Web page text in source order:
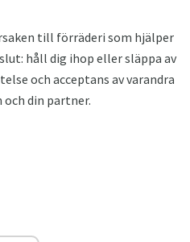
till förräderi som hjälper
håll dig ihop eller släppa av
och acceptans av varandra
och din partner.